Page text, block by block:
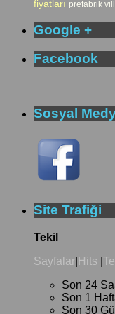
fiyatları prefabrik
Google +
Facebook
Sosyal
Site Trafiği
Tekil
Sayfalar Hits
Son 24
Son 1
Son 30